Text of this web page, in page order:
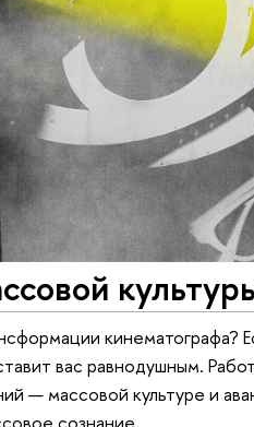
кинематографа?
вас равнодушным.
— массовой культуре и